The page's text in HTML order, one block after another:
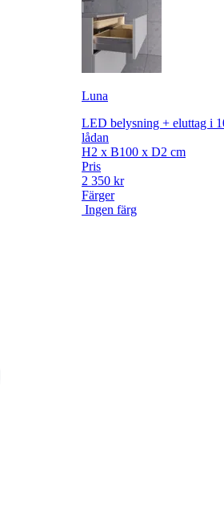
Luna
LED belysning + eluttag i
lådan
H2 x B100 x D2 cm
Pris
2 350 kr
Färger
Ingen färg